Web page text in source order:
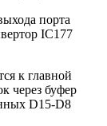
порта
IC177
к главной
через буфер
D15-D8